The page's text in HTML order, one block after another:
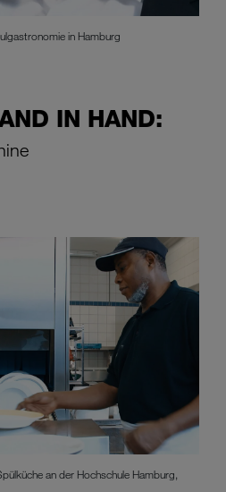
in Hamburg
IN HAND:
an der Hochschule Hamburg,